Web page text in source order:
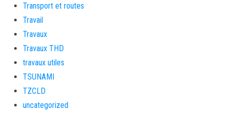
Transport et routes
Travail
Travaux
Travaux THD
travaux utiles
TSUNAMI
TZCLD
uncategorized